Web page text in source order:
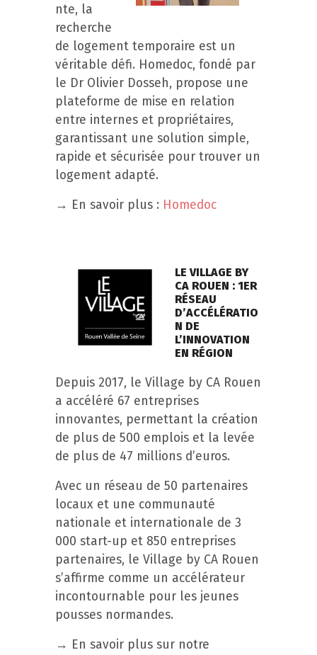
nte, la
recherche
de logement temporaire est un
véritable défi. Homedoc, fondé par
le Dr Olivier Dosseh, propose une
plateforme de mise en relation
entre internes et propriétaires,
garantissant une solution simple,
rapide et sécurisée pour trouver un
logement adapté.
→ En savoir plus : Homedoc
LE VILLAGE BY
CA ROUEN : 1ER
RÉSEAU
D’ACCÉLÉRATIO
N DE
L’INNOVATION
EN RÉGION
Depuis 2017, le Village by CA Rouen
a accéléré 67 entreprises
innovantes, permettant la création
de plus de 500 emplois et la levée
de plus de 47 millions d’euros.
Avec un réseau de 50 partenaires
locaux et une communauté
nationale et internationale de 3
000 start-up et 850 entreprises
partenaires, le Village by CA Rouen
s’affirme comme un accélérateur
incontournable pour les jeunes
pousses normandes.
→ En savoir plus sur notre